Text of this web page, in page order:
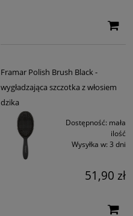
Framar Polish Brush Black -
wygładzająca szczotka z włosiem
dzika
Dostępność: mała
ilość
Wysyłka w: 3 dni
51,90 zł